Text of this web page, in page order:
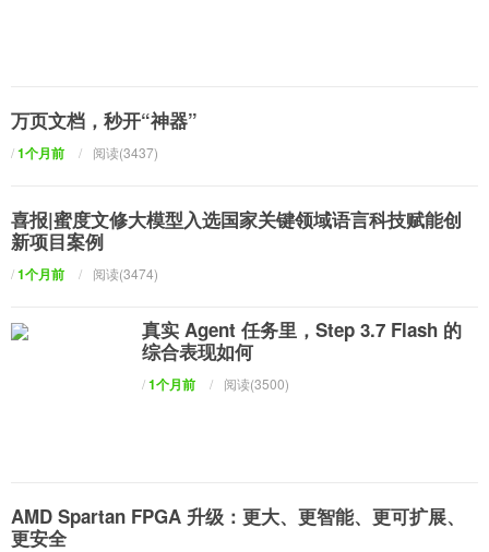
万页文档，秒开“神器”
/1个月前 / 阅读(3437)
​喜报|蜜度文修大模型入选国家关键领域语言科技赋能创
新项目案例
/1个月前 / 阅读(3474)
真实 Agent 任务里，Step 3.7 Flash 的
综合表现如何
/1个月前 / 阅读(3500)
AMD Spartan FPGA 升级：更大、更智能、更可扩展、
更安全